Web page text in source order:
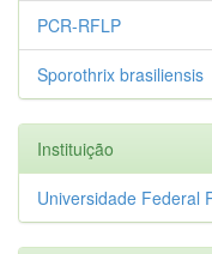
PCR-RFLP
Sporothrix brasiliensis
Instituição
Universidade Federal